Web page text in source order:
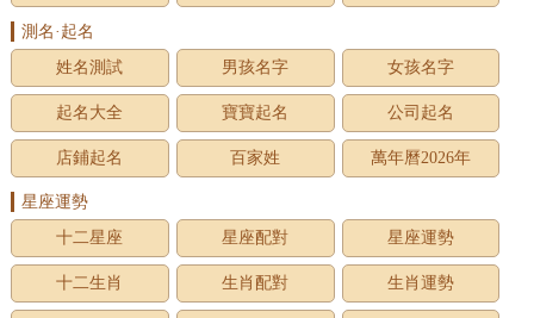
測名·起名
姓名測試
男孩名字 女孩名字
起名大全 寶寶起名 公司起名
店鋪起名 百家姓 萬年曆2026年
星座運勢
十二星座
星座配對 星座運勢
十二生肖 生肖配對 生肖運勢